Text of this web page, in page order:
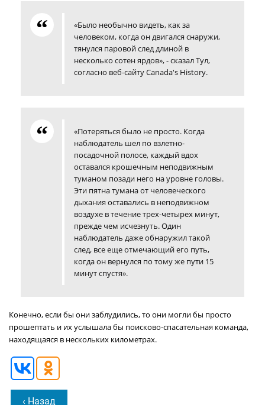
«Было необычно видеть, как за
человеком, когда он двигался снаружи,
тянулся паровой след длиной в
несколько сотен ярдов», - сказал Тул,
согласно веб-сайту Canada's History.
«Потеряться было не просто. Когда
наблюдатель шел по взлетно-
посадочной полосе, каждый вдох
оставался крошечным неподвижным
туманом позади него на уровне головы.
Эти пятна тумана от человеческого
дыхания оставались в неподвижном
воздухе в течение трех-четырех минут,
прежде чем исчезнуть. Один
наблюдатель даже обнаружил такой
след, все еще отмечающий его путь,
когда он вернулся по тому же пути 15
минут спустя».
Конечно, если бы они заблудились, то они могли бы просто
прошептать и их услышала бы поисково-спасательная команда,
находящаяся в нескольких километрах.
‹ Назад